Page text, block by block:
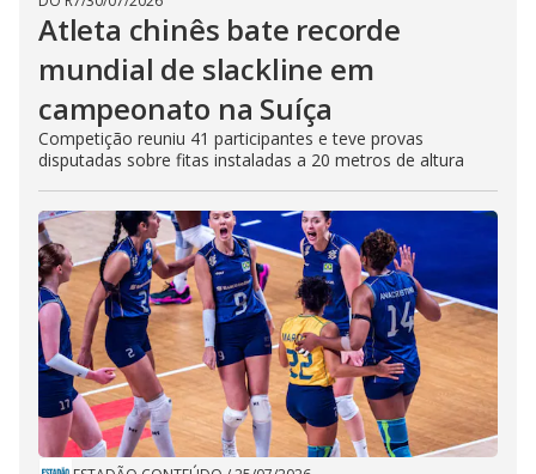
Atleta chinês bate recorde
mundial de slackline em
campeonato na Suíça
Competição reuniu 41 participantes e teve provas
disputadas sobre fitas instaladas a 20 metros de altura